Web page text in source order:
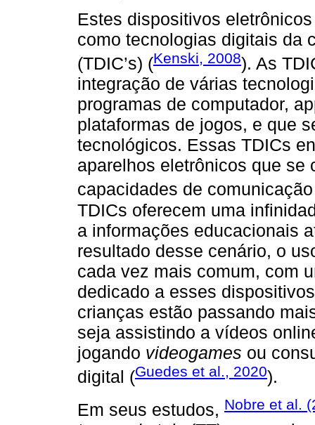
Estes dispositivos
como tecnologias digitais da
(TDIC’s) (Kenski, 2008). As
integração de várias
programas de computador,
plataformas de jogos, e que
tecnológicos. Essas TDICs
aparelhos eletrônicos que se
capacidades de
TDICs oferecem uma
a informações educacionais
resultado desse cenário, o
cada vez mais comum, com
dedicado a esses
crianças estão passando
seja assistindo a vídeos
jogando videogames ou
digital (Guedes et al., 2020).
Em seus estudos, Nobre et al.